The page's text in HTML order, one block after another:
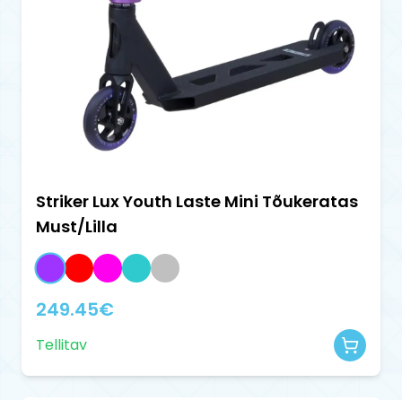
Striker Lux Youth Laste Mini Tõukeratas
Must/Lilla
249.45€
Tellitav